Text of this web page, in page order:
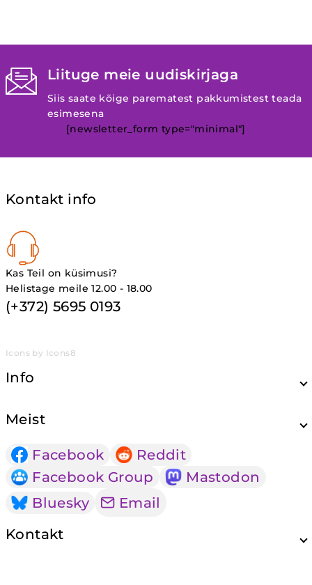
Liituge meie uudiskirjaga
Siis saate kõige parematest pakkumistest teada
esimesena
[newsletter_form type="minimal"]
Kontakt info
Kas Teil on küsimusi?
Helistage meile 12.00 - 18.00
(+372) 5695 0193
Icons by Icons8
Info
Meist
Facebook
Reddit
Facebook Group
Mastodon
Bluesky
Email
Kontakt